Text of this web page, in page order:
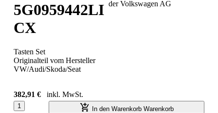
5G0959442LI
CX
Tasten Set
Originalteil vom Hersteller
VW/Audi/Skoda/Seat
382,91 € inkl. MwSt.
1 In den Warenkorb Warenkorb